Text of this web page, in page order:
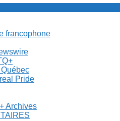
francophone
Pride
Archives